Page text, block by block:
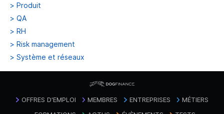
> Produit
> QA
> RH
> Risk management
> Système et réseaux
OFFRES D'EMPLOI MEMBRES ENTREPRISES
MÉTIERS